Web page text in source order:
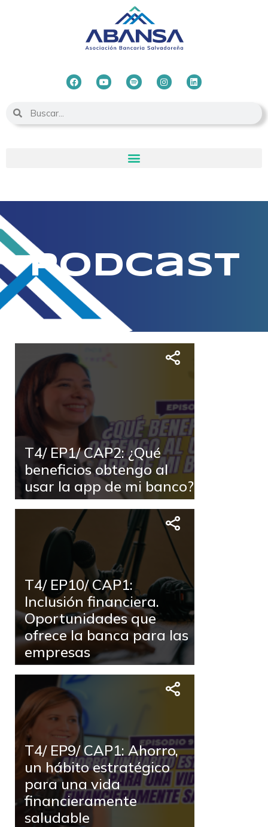
Podcast
T4/ EP1/ CAP2: ¿Qué
beneficios obtengo al
usar la app de mi banco?
T4/ EP10/ CAP1:
Inclusión financiera.
Oportunidades que
ofrece la banca para las
empresas
T4/ EP9/ CAP1: Ahorro,
un hábito estratégico
para una vida
financieramente
saludable